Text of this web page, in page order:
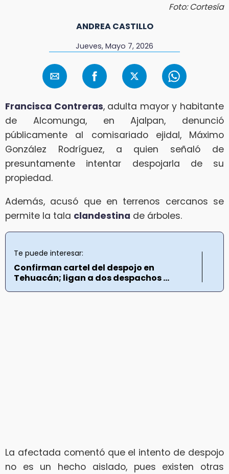
Foto: Cortesía
ANDREA CASTILLO
Jueves, Mayo 7, 2026
Francisca Contreras, adulta mayor y habitante
de Alcomunga, en Ajalpan, denunció
públicamente al comisariado ejidal, Máximo
González Rodríguez, a quien señaló de
presuntamente intentar despojarla de su
propiedad.
Además, acusó que en terrenos cercanos se
permite la tala clandestina de árboles.
Te puede interesar:
Confirman cartel del despojo en
Tehuacán; ligan a dos despachos ...
La afectada comentó que el intento de despojo
no es un hecho aislado, pues existen otras